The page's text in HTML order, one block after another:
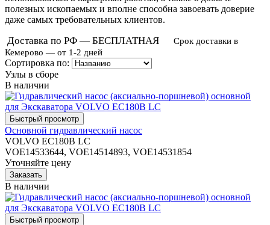
полезных ископаемых и вполне способна завоевать доверие
даже самых требовательных клиентов.
Доставка по РФ — БЕСПЛАТНАЯ
Срок доставки в
Кемерово — от 1-2 дней
Сортировка по:
Узлы в сборе
В наличии
Основной гидравлический насос
VOLVO EC180B LC
VOE14533644, VOE14514893, VOE14531854
Уточняйте цену
В наличии